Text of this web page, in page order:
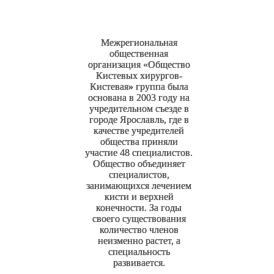
Межрегиональная
общественная
организация «Общество
Кистевых хирургов-
Кистевая»группа была
основана в 2003 году на
учредительном съезде в
городе Ярославль, где в
качестве учредителей
общества приняли
участие 48 специалистов.
Общество объединяет
специалистов,
занимающихся лечением
кисти и верхней
конечности. За годы
своего существования
количество членов
неизменно растет, а
специальность
развивается.
Межрегиональная
общественная
организация «Общество
Кистевых хирургов-
Кистевая»группа была
основана в 2003 году на
учредительном съезде в
городе Ярославль, где в
качестве учредителей
общества приняли
участие 48 специалистов.
Общество объединяет
специалистов,
занимающихся лечением
кисти и верхней
конечности. За годы
своего существования
количество членов
неизменно растет, а
специальность
развивается.
Межрегиональная
общественная
организация «Общество
Кистевых хирургов-
Кистевая»группа была
основана в 2003 году на
учредительном съезде в
городе Ярославль, где в
качестве учредителей
общества приняли
участие 48 специалистов.
Общество объединяет
специалистов,
занимающихся лечением
кисти и верхней
конечности. За годы
своего существования
количество членов
неизменно растет, а
специальность
развивается.